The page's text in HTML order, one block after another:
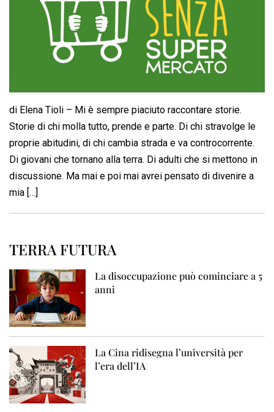
di Elena Tioli – Mi è sempre piaciuto raccontare storie.
Storie di chi molla tutto, prende e parte. Di chi stravolge le
proprie abitudini, di chi cambia strada e va controcorrente.
Di giovani che tornano alla terra. Di adulti che si mettono in
discussione. Ma mai e poi mai avrei pensato di divenire a
mia […]
TERRA FUTURA
La disoccupazione può cominciare a 5
anni
La Cina ridisegna l’università per
l’era dell’IA